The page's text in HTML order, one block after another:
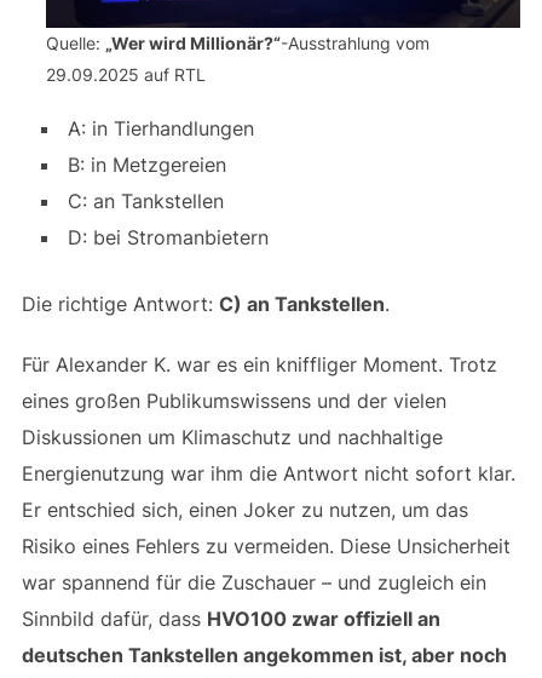
Quelle: „Wer wird Millionär?“-Ausstrahlung vom
29.09.2025 auf RTL
A: in Tierhandlungen
B: in Metzgereien
C: an Tankstellen
D: bei Stromanbietern
Die richtige Antwort: C) an Tankstellen.
Für Alexander K. war es ein kniffliger Moment. Trotz
eines großen Publikumswissens und der vielen
Diskussionen um Klimaschutz und nachhaltige
Energienutzung war ihm die Antwort nicht sofort klar.
Er entschied sich, einen Joker zu nutzen, um das
Risiko eines Fehlers zu vermeiden. Diese Unsicherheit
war spannend für die Zuschauer – und zugleich ein
Sinnbild dafür, dass HVO100 zwar offiziell an
deutschen Tankstellen angekommen ist, aber noch